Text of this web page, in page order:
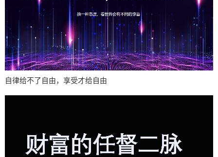
自律给不了自由，享受才给自由